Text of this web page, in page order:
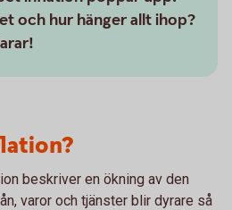
och hur hänger allt ihop?
beskriver en ökning av den
varor och tjänster blir dyrare så